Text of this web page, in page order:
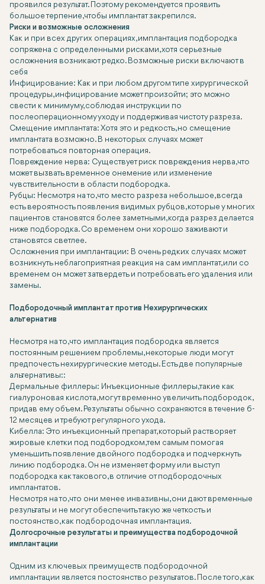
проявился результат. Поэтому рекомендуется проявить
большое терпение, чтобы имплантат закрепился.
Риски и возможные осложнения
Как и при всех других операциях, имплантация подбородка
сопряжена с определенными рисками, хотя серьезные
осложнения возникают редко. Возможные риски включают в
себя
Инфицирование: Как и при любом другом типе хирургической
процедуры, инфицирование может произойти; это можно
свести к минимуму, соблюдая инструкции по
послеоперационному уходу и поддерживая чистоту разреза.
Смещение имплантата: Хотя это и редкость, но смещение
имплантата возможно. В некоторых случаях может
потребоваться повторная операция.
Повреждение нерва: Существует риск повреждения нерва, что
может вызвать временное онемение или изменение
чувствительности в области подбородка.
Рубцы: Несмотря на то, что место разреза небольшое, всегда
есть вероятность появления видимых рубцов, которые у многих
пациентов становятся более заметными, когда разрез делается
ниже подбородка. Со временем они хорошо заживают и
становятся светлее.
Осложнения при имплантации: В очень редких случаях может
возникнуть неблагоприятная реакция на сам имплантат, или со
временем он может затвердеть и потребовать его удаления или
замены.
Подбородочный имплантат против Нехирургических
альтернатив
Несмотря на то, что имплантация подбородка является
постоянным решением проблемы, некоторые люди могут
предпочесть нехирургические методы. Есть две популярные
альтернативы::
Дермальные филлеры: Инъекционные филлеры, такие как
гиалуроновая кислота, могут временно увеличить подбородок,
придав ему объем. Результаты обычно сохраняются в течение 6-
12 месяцев и требуют регулярного ухода.
Кибелла: Это инъекционный препарат, который растворяет
жировые клетки под подбородком, тем самым помогая
уменьшить появление двойного подбородка и подчеркнуть
линию подбородка. Он не изменяет форму или выступ
подбородка как такового, в отличие от подбородочных
имплантатов.
Несмотря на то, что они менее инвазивны, они дают временные
результаты и не могут обеспечить такую же четкость и
постоянство, как подбородочная имплантация.
Долгосрочные результаты и преимущества подбородочной
имплантации
Одним из ключевых преимуществ подбородочной
имплантации является постоянство результатов. После того, как